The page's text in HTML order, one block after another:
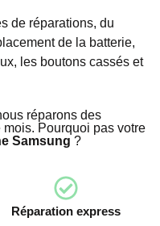
de réparations, du
de la batterie,
les boutons cassés et
réparons des
Pourquoi pas votre
Samsung ?
Réparation express